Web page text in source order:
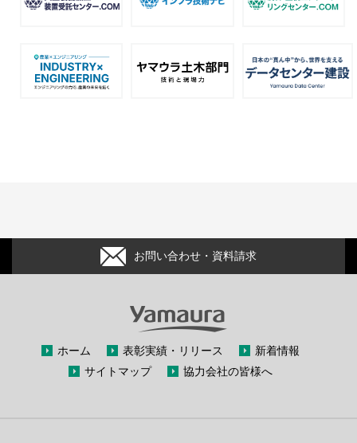
お問い合わせ・資料請求
ホーム 表彰実績・リリース
新着情報
サイトマップ
協力会社の皆様へ